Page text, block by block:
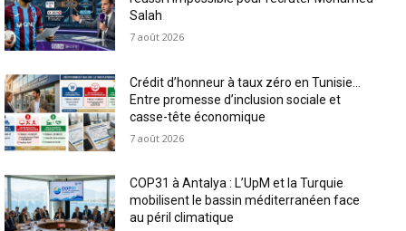
Salah
7 août 2026
Crédit d’honneur à taux zéro en Tunisie…
Entre promesse d’inclusion sociale et
casse-tête économique
7 août 2026
COP31 à Antalya : L’UpM et la Turquie
mobilisent le bassin méditerranéen face
au péril climatique